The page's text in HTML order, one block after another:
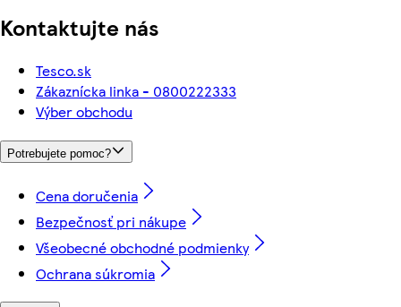
Kontaktujte nás
Tesco.sk
Zákaznícka linka - 0800222333
Výber obchodu
Potrebujete pomoc?
Cena doručenia
Bezpečnosť pri nákupe
Všeobecné obchodné podmienky
Ochrana súkromia